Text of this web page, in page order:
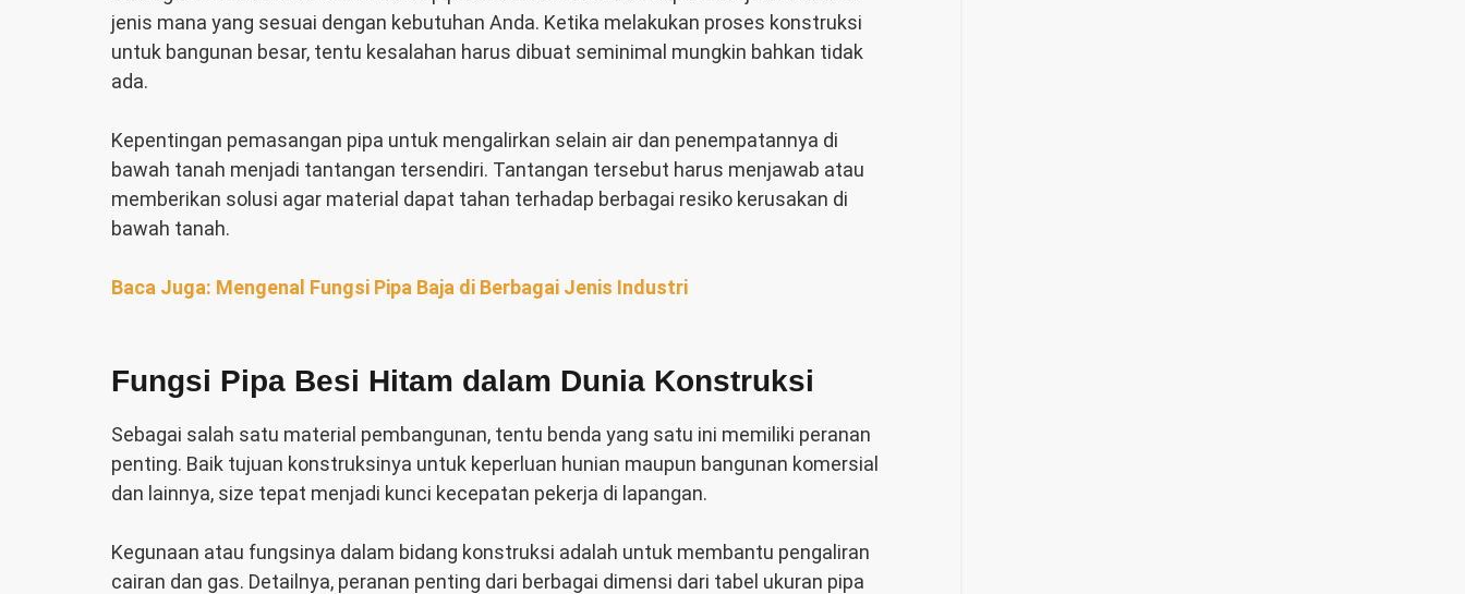
jenis mana yang sesuai dengan kebutuhan Anda. Ketika melakukan proses konstruksi
untuk bangunan besar, tentu kesalahan harus dibuat seminimal mungkin bahkan tidak
ada.
Kepentingan pemasangan pipa untuk mengalirkan selain air dan penempatannya di
bawah tanah menjadi tantangan tersendiri. Tantangan tersebut harus menjawab atau
memberikan solusi agar material dapat tahan terhadap berbagai resiko kerusakan di
bawah tanah.
Baca Juga: Mengenal Fungsi Pipa Baja di Berbagai Jenis Industri
Fungsi Pipa Besi Hitam dalam Dunia Konstruksi
Sebagai salah satu material pembangunan, tentu benda yang satu ini memiliki peranan
penting. Baik tujuan konstruksinya untuk keperluan hunian maupun bangunan komersial
dan lainnya, size tepat menjadi kunci kecepatan pekerja di lapangan.
Kegunaan atau fungsinya dalam bidang konstruksi adalah untuk membantu pengaliran
cairan dan gas. Detailnya, peranan penting dari berbagai dimensi dari tabel ukuran pipa